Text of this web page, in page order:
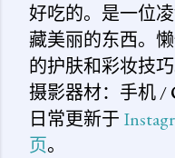
好吃的。是一位
藏美丽的东西。
的护肤和彩妆技巧
摄影器材：手机 /
日常更新于
页。